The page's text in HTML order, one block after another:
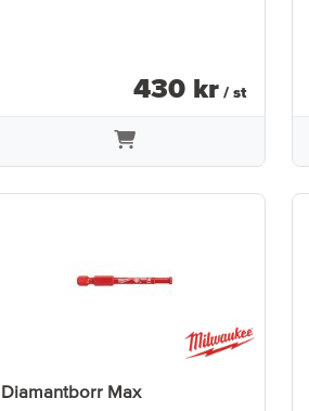
430 kr / st
Diamantborr Max